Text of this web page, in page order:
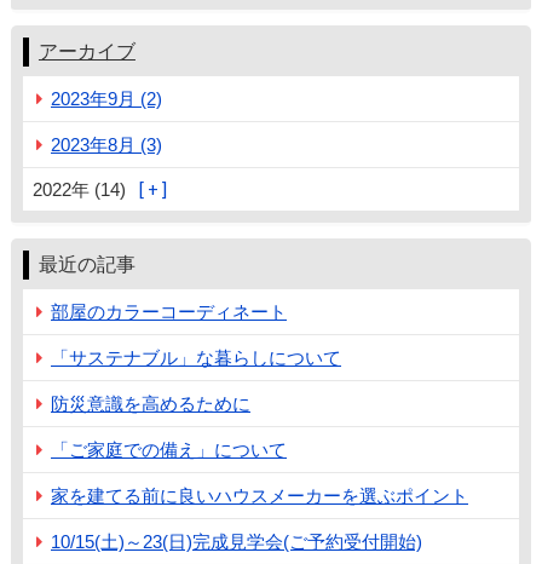
アーカイブ
2023年9月 (2)
2023年8月 (3)
2022年 (14)
最近の記事
部屋のカラーコーディネート
「サステナブル」な暮らしについて
防災意識を高めるために
「ご家庭での備え」について
家を建てる前に良いハウスメーカーを選ぶポイント
10/15(土)～23(日)完成見学会(ご予約受付開始)